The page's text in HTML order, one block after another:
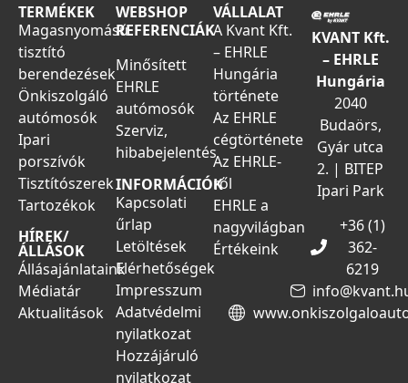
TERMÉKEK
Magasnyomású
tisztító
berendezések
Önkiszolgáló
autómosók
Ipari
porszívók
Tisztítószerek
Tartozékok
HÍREK/
ÁLLÁSOK
Állásajánlataink
Médiatár
Aktualitások
WEBSHOP
REFERENCIÁK
Minősített
EHRLE
autómosók
Szerviz,
hibabejelentés
INFORMÁCIÓK
Kapcsolati
űrlap
Letöltések
Elérhetőségek
Impresszum
Adatvédelmi
nyilatkozat
Hozzájáruló
nyilatkozat
VÁLLALAT
A Kvant Kft.
– EHRLE
Hungária
története
Az EHRLE
cégtörténete
Az EHRLE-
ről
EHRLE a
nagyvilágban
Értékeink
KVANT Kft.
– EHRLE
Hungária
2040
Budaörs,
Gyár utca
2. | BITEP
Ipari Park
+36 (1)
362-
6219